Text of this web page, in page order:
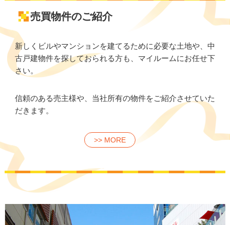
売買物件のご紹介
新しくビルやマンションを建てるために必要な土地や、中
古戸建物件を探しておられる方も、マイルームにお任せ下
さい。
信頼のある売主様や、当社所有の物件をご紹介させていた
だきます。
>> MORE